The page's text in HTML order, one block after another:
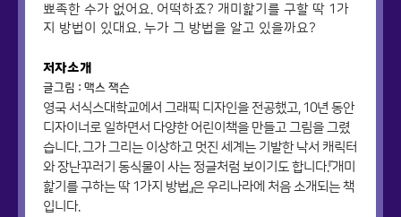
뾰족한 수가 없어요. 어떡하죠? 개미핥기를 구할 딱 1가
지 방법이 있대요. 누가 그 방법을 알고 있을까요?
저자소개
글그림 : 맥스 잭슨
영국 서식스대학교에서 그래픽 디자인을 전공했고, 10년 동안
디자이너로 일하면서 다양한 어린이책을 만들고 그림을 그렸
습니다. 그가 그리는 이상하고 멋진 세계는 기발한 낙서 캐릭터
와 장난꾸러기 동식물이 사는 정글처럼 보이기도 합니다.『개미
핥기를 구하는 딱 1가지 방법』은 우리나라에 처음 소개되는 책
입니다.